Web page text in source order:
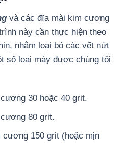
và các đĩa mài kim cương
này cần thực hiện theo
nhằm loại bỏ các vết nứt
số loại máy được chúng tôi
30 hoặc 40 grit.
80 grit.
cương 150 grit (hoặc mịn